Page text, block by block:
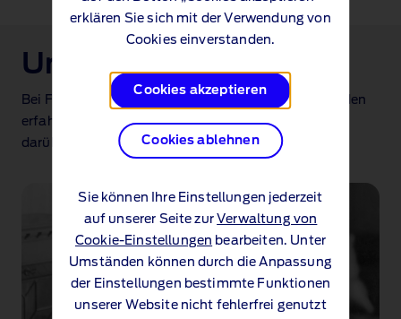
erklären Sie sich mit der Verwendung von
Cookies einverstanden.
Cookies akzeptieren
Cookies ablehnen
Sie können Ihre Einstellungen jederzeit
auf unserer Seite zurVerwaltung von
Cookie-Einstellungen bearbeiten. Unter
Umständen können durch die Anpassung
der Einstellungen bestimmte Funktionen
unserer Website nicht fehlerfrei genutzt
Unsere Geschichte
Bei Ford fing die Zukunft schon 1903 an. Im Folgenden
erfahren Sie mehr über die Geschichte von Ford und
darüber, was wir für die Zukunft geplant haben.